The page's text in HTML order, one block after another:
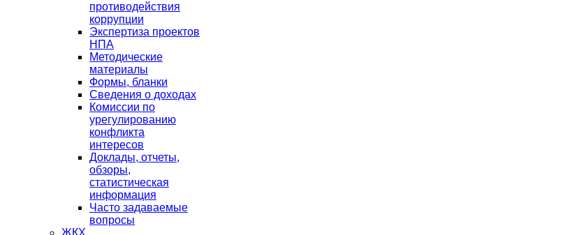
противодействия
коррупции
Экспертиза проектов
НПА
Методические
материалы
Формы, бланки
Сведения о доходах
Комиссии по
урегулированию
конфликта
интересов
Доклады, отчеты,
обзоры,
статистическая
информация
Часто задаваемые
вопросы